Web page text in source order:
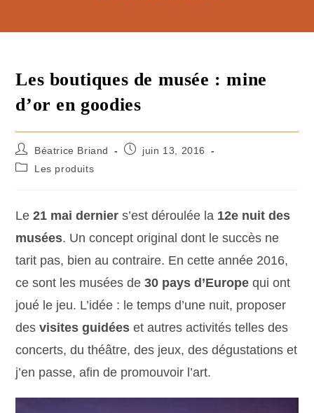
Les boutiques de musée : mine
d’or en goodies
Béatrice Briand
juin 13, 2016
Les produits
Le21 mai dernier s’est déroulée la 12e nuit des
musées. Un concept original dont le succès ne
tarit pas, bien au contraire. En cette année 2016,
ce sont les musées de30 pays d’Europe qui ont
joué le jeu. L’idée : le temps d’une nuit, proposer
desvisites guidées et autres activités telles des
concerts, du théâtre, des jeux, des dégustations et
j’en passe, afin de promouvoir l’art.